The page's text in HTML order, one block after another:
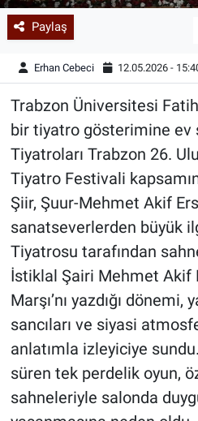
Paylaş
Erhan Cebeci 12.05.2026 -
Trabzon Üniversitesi
bir tiyatro gösterimine ev
Tiyatroları Trabzon 26.
Tiyatro Festivali
Şiir, Şuur-Mehmet Akif
sanatseverlerden büyük
Tiyatrosu tarafından
İstiklal Şairi Mehmet Akif
Marşı’nı yazdığı
sancıları ve siyasi
anlatımla izleyiciye
süren tek perdelik oyun,
sahneleriyle salonda